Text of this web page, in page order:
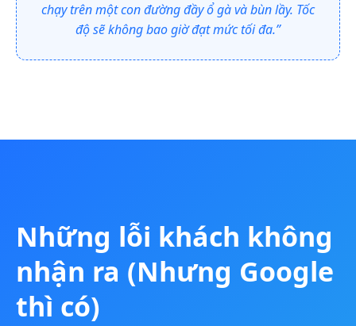
chạy trên một con đường đầy ổ gà và bùn lầy. Tốc
độ sẽ không bao giờ đạt mức tối đa.”
Những lỗi khách không
nhận ra (Nhưng Google
thì có)